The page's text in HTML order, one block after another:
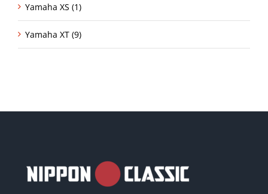
Yamaha XS (1)
Yamaha XT (9)